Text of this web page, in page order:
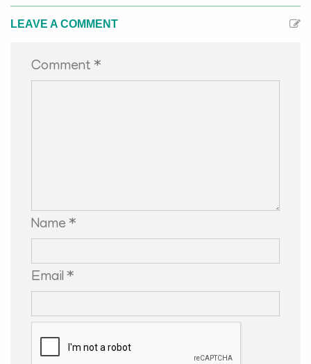
LEAVE A COMMENT
Comment *
Name *
Email *